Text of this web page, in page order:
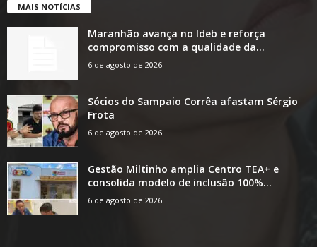
MAIS NOTÍCIAS
Maranhão avança no Ideb e reforça
compromisso com a qualidade da...
6 de agosto de 2026
Sócios do Sampaio Corrêa afastam Sérgio
Frota
6 de agosto de 2026
Gestão Miltinho amplia Centro TEA+ e
consolida modelo de inclusão 100%...
6 de agosto de 2026